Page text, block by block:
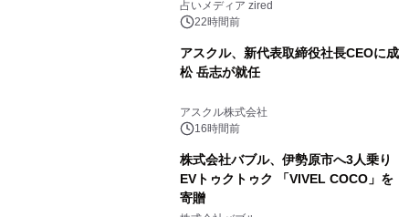
ングを発表
占いメディア zired
22時間前
アスクル、新代表取締役社長CEOに成
松 岳志が就任
アスクル株式会社
16時間前
株式会社バブル、伊勢原市へ3人乗り
EVトゥクトゥク 「VIVEL COCO」を
寄贈